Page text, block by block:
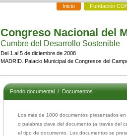
Inicio Fundación
Congreso Nacional del
Cumbre del Desarrollo Sostenible
Del 1 al 5 de diciembre de 2008
MADRID. Palacio Municipal de Congresos del
Fondo documental/Documentos
Los más de 1000 documentos presentados
o palabras clave del documento (a través del
el tipo de documento. Los documentos se